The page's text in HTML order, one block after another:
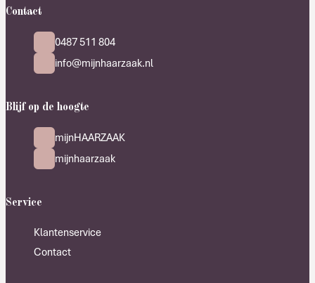
Contact
0487 511 804
info@mijnhaarzaak.nl
Blijf op de hoogte
mijnHAARZAAK
mijnhaarzaak
Service
Klantenservice
Contact